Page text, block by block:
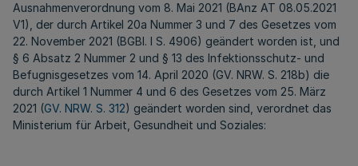
Ausnahmenverordnung vom 8. Mai 2021 (BAnz AT 08.05.2021
V1), der durch Artikel 20a Nummer 3 und 7 des Gesetzes vom
22. November 2021 (BGBl. I S. 4906) geändert worden ist, und
§ 6 Absatz 2 Nummer 2 und § 13 des Infektionsschutz- und
Befugnisgesetzes vom 14. April 2020 (GV. NRW. S. 218b) die
durch Artikel 1 Nummer 4 und 6 des Gesetzes vom 25. März
2021 (GV. NRW. S. 312) geändert worden sind, verordnet das
Ministerium für Arbeit, Gesundheit und Soziales: